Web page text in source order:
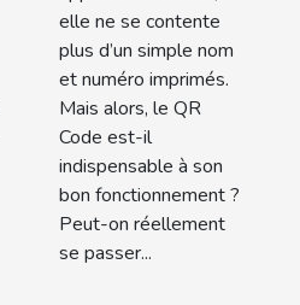
elle ne se contente
plus d’un simple nom
et numéro imprimés.
Mais alors, le QR
Code est-il
indispensable à son
bon fonctionnement ?
Peut-on réellement
se passer...